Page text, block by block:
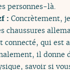
personnes-là.
:Concrètement,
chaussures
connecté, qui est
il donne
savoir si